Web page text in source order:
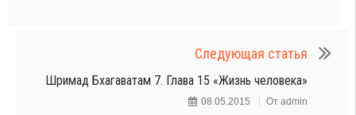
Следующая статья
Шримад Бхагаватам 7. Глава 15 «Жизнь человека»
08.05.2015 От admin